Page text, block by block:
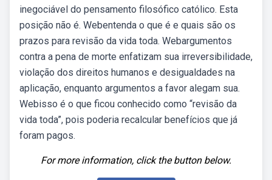
inegociável do pensamento filosófico católico. Esta
posição não é. Webentenda o que é e quais são os
prazos para revisão da vida toda. Webargumentos
contra a pena de morte enfatizam sua irreversibilidade,
violação dos direitos humanos e desigualdades na
aplicação, enquanto argumentos a favor alegam sua.
Webisso é o que ficou conhecido como “revisão da
vida toda”, pois poderia recalcular benefícios que já
foram pagos.
For more information, click the button below.